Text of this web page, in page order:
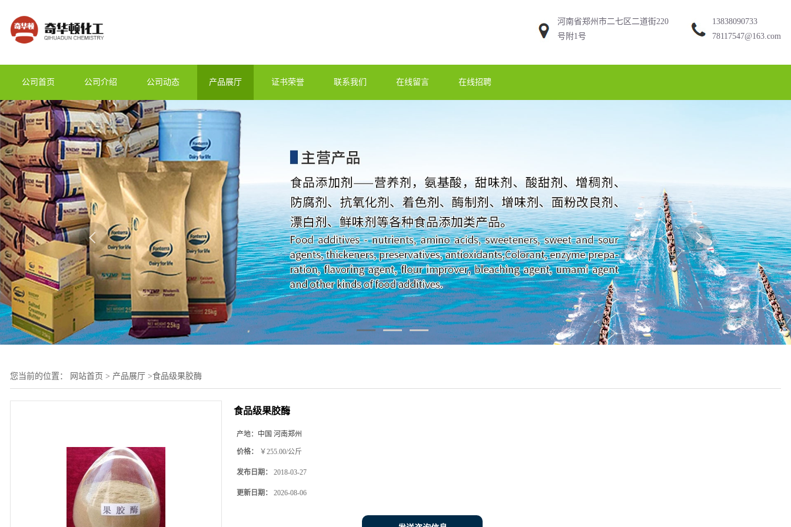
河南省郑州市二七区二道街220
号附1号
13838090733
78117547@163.com
公司首页 公司介绍 公司动态 产品展厅 证书荣誉 联系我们 在线留言 在线招聘
您当前的位置： 网站首页 > 产品展厅 >食品级果胶酶
食品级果胶酶
产地： 中国 河南郑州
价格： ￥255.00/公斤
发布日期： 2018-03-27
更新日期： 2026-08-06